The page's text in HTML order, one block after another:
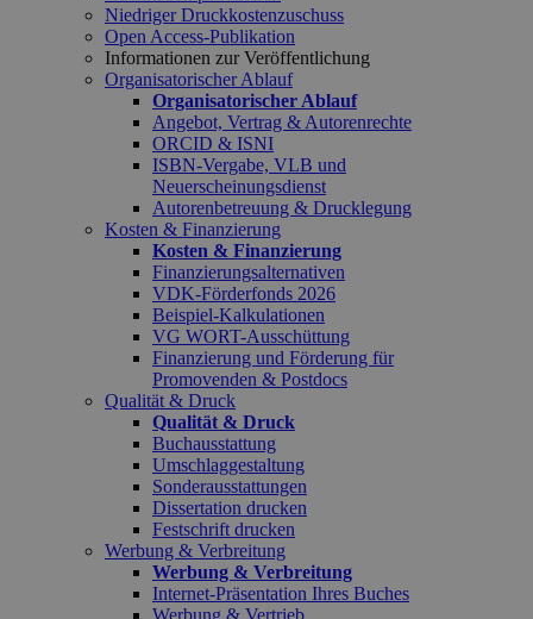
Niedriger Druckkostenzuschuss
Open Access-Publikation
Informationen zur Veröffentlichung
Organisatorischer Ablauf
Organisatorischer Ablauf
Angebot, Vertrag & Autorenrechte
ORCID & ISNI
ISBN-Vergabe, VLB und
Neuerscheinungsdienst
Autorenbetreuung & Drucklegung
Kosten & Finanzierung
Kosten & Finanzierung
Finanzierungsalternativen
VDK-Förderfonds 2026
Beispiel-Kalkulationen
VG WORT-Ausschüttung
Finanzierung und Förderung für
Promovenden & Postdocs
Qualität & Druck
Qualität & Druck
Buchausstattung
Umschlaggestaltung
Sonderausstattungen
Dissertation drucken
Festschrift drucken
Werbung & Verbreitung
Werbung & Verbreitung
Internet-Präsentation Ihres Buches
Werbung & Vertrieb